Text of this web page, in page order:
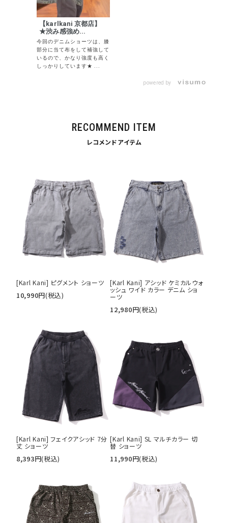
キーワードから探す
価格から探す
S
M
L
XL
XXL
XXXL
29inc
30inc
32inc
34inc
36inc
38inc
40inc
KIDS
カラー
【karlkani 京都店】
★渋み感強め...
今回のデニムショーツは、膝
部分に当て布をして補強して
いるので、かなり強度も高く
しっかりしています★ ...
powered by
RECOMMEND ITEM
レコメンドアイテム
[Karl Kani] ピグメント ショーツ
10,990円(税込)
[Karl Kani] アシッド ケミカルウォ
ッシュ ワイド カラー デニム ショ
ーツ
12,980円(税込)
[Karl Kani] フェイクアシッド 7分
丈 ショーツ
8,393円(税込)
[Karl Kani] SL マルチカラー 切
替 ショーツ
11,990円(税込)